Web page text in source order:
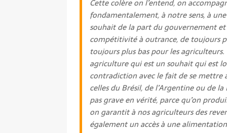
Cette colère on l’entend, on
fondamentalement, à notre sens, à
souhait de la part du gouvernement
compétitivité à outrance, de toujours
toujours plus bas pour les
agriculture qui est un souhait qui est
contradiction avec le fait de se mettre
celles du Brésil, de l’Argentine ou de
pas grave en vérité, parce qu’on
on garantit à nos agriculteurs des
également un accès à une